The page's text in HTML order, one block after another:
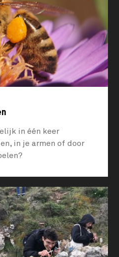
in één keer
in je armen of door